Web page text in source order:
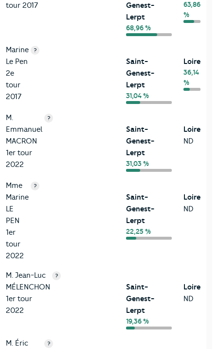
tour 2017
Genest-
Lerpt
68,96 %
63,86
%
Marine
Le Pen
2e
tour
2017
?
Saint-
Genest-
Lerpt
31,04 %
Loire
36,14
%
M.
Emmanuel
MACRON
1er tour
2022
?
Saint-
Genest-
Lerpt
31,03 %
Loire
ND
Mme
Marine
LE
PEN
1er
tour
2022
?
Saint-
Genest-
Lerpt
22,25 %
Loire
ND
M. Jean-Luc
MÉLENCHON
1er tour
2022
?
Saint-
Genest-
Lerpt
19,36 %
Loire
ND
M. Éric
?